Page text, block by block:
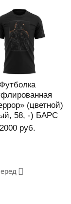
Футболка
(цветной)
58, -) БАРС
2000 руб.